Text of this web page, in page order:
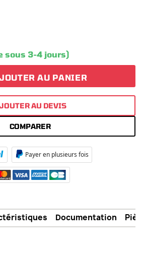
sous 3-4 jours)
AU PANIER
AU DEVIS
COMPARER
Payer en plusieurs fois
Documentation